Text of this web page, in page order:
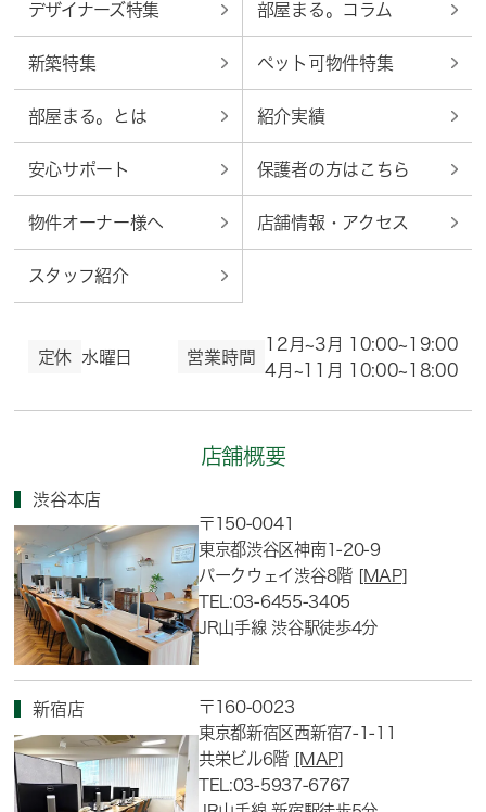
デザイナーズ特集 部屋まる。コラム
新築特集 ペット可物件特集
部屋まる。とは 紹介実績
安心サポート 保護者の方はこちら
物件オーナー様へ 店舗情報・アクセス
スタッフ紹介
定休 水曜日 営業時間
12月~3月 10:00~19:00
4月~11月 10:00~18:00
店舗概要
渋谷本店
〒150-0041
東京都渋谷区神南1-20-9
パークウェイ渋谷8階 [MAP]
TEL:03-6455-3405
JR山手線 渋谷駅徒歩4分
新宿店
〒160-0023
東京都新宿区西新宿7-1-11
共栄ビル6階 [MAP]
TEL:03-5937-6767